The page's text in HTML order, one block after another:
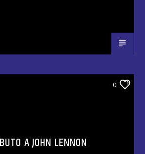
0
A JOHN LENNON